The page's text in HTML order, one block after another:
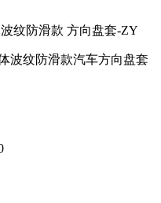
纹防滑款 方向盘套-ZY
波纹防滑款汽车方向盘套